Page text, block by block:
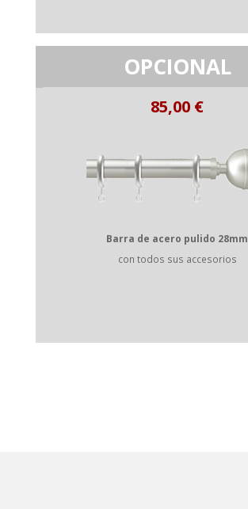
OPCIONAL
Barra de acero pulido 28mm
con todos sus accesorios